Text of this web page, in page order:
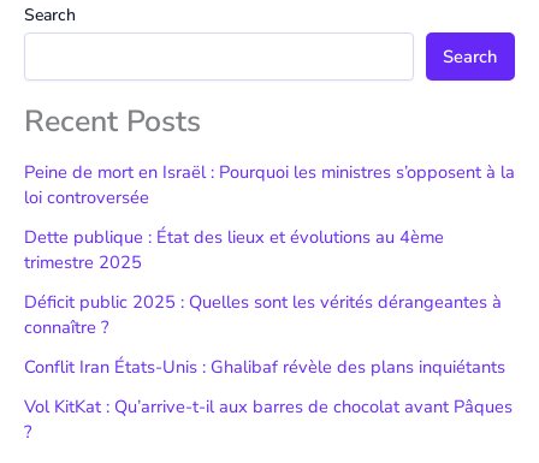
Search
Search
Recent Posts
Peine de mort en Israël : Pourquoi les ministres s’opposent à la
loi controversée
Dette publique : État des lieux et évolutions au 4ème
trimestre 2025
Déficit public 2025 : Quelles sont les vérités dérangeantes à
connaître ?
Conflit Iran États-Unis : Ghalibaf révèle des plans inquiétants
Vol KitKat : Qu’arrive-t-il aux barres de chocolat avant Pâques
?